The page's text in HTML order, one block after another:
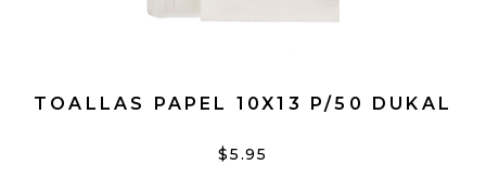
TOALLAS PAPEL 10X13 P/50 DUKAL
$5.95